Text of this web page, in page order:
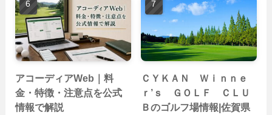
アコーディアWeb｜料
金・特徴・注意点を公式
情報で解説
ＣＹＫＡＮ Ｗｉｎｎｅ
ｒ’ｓ ＧＯＬＦ ＣＬＵ
Ｂのゴルフ場情報|佐賀県